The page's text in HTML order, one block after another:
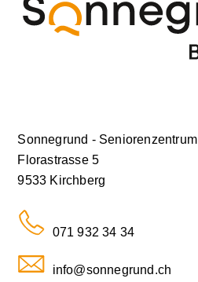
Sonnegrund - Seniorenzentrum
Florastrasse 5
9533 Kirchberg
071 932 34 34
info@sonnegrund.ch